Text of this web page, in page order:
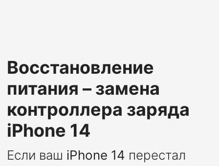
Восстановление
питания – замена
контроллера заряда
iPhone 14
Если ваш iPhone 14 перестал